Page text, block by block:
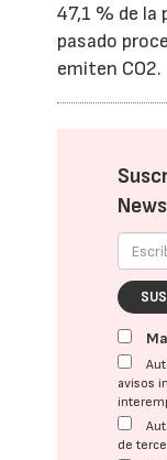
47,1 % de la
pasado
emiten CO2.
avisos
de